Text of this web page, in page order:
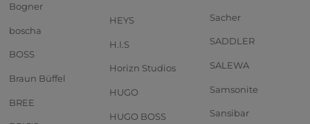
Bogner
boscha
BOSS
Braun Büffel
BREE
HEYS
H.I.S
Horizn Studios
HUGO
HUGO BOSS
Sacher
SADDLER
SALEWA
Samsonite
Sansibar